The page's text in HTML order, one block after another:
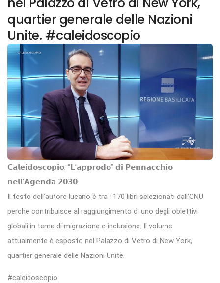
quartier generale delle Nazioni
Unite. #caleidoscopio
𝗖𝗮𝗹𝗲𝗶𝗱𝗼𝘀𝗰𝗼𝗽𝗶𝗼, “𝗟’𝗮𝗽𝗽𝗿𝗼𝗱𝗼” 𝗱𝗶 𝗣𝗲𝗻𝗻𝗮𝗰𝗰𝗵𝗶𝗼
𝗻𝗲𝗹𝗹’𝗔𝗴𝗲𝗻𝗱𝗮 𝟮𝟬𝟯𝟬
Il testo dell’autore lucano è tra i 170 libri selezionati dall’ONU
perché contribuisce al raggiungimento di uno degli obiettivi
globali in tema di migrazione e inclusione. Il volume
attualmente è esposto nel Palazzo di Vetro di New York,
quartier generale delle Nazioni Unite.
#caleidoscopio